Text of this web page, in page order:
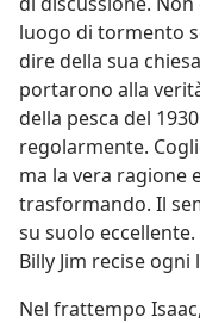
luogo di tormento
dire della sua
portarono alla
della pesca del
regolarmente.
ma la vera ragione
trasformando. Il
su suolo eccellente.
Billy Jim recise
Nel frattempo